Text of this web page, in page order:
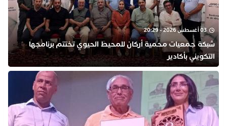
03 أغسطس 2026 - 20:29
شبكة جمعيات محمية أركان للمحيط الحيوي تختتم برنامجها
التكويني بأكادير